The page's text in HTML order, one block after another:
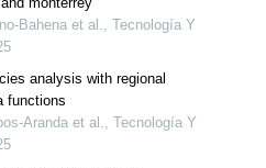
Bahena et al., Tecnología Y
analysis with regional
functions
Aranda et al., Tecnología Y